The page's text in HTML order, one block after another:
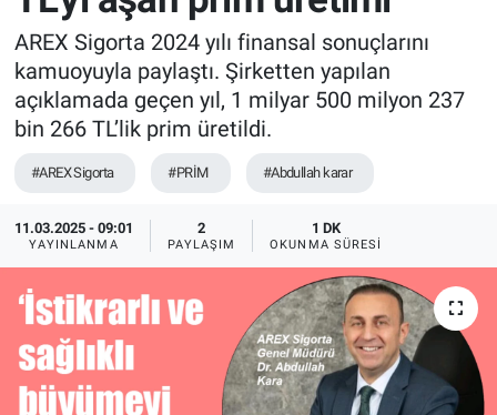
AREX Sigorta 2024 yılı finansal sonuçlarını
kamuoyuyla paylaştı. Şirketten yapılan
açıklamada geçen yıl, 1 milyar 500 milyon 237
bin 266 TL’lik prim üretildi.
#AREX Sigorta #PRİM #Abdullah karar
11.03.2025 - 09:01
YAYINLANMA
2
PAYLAŞIM
1 DK
OKUNMA SÜRESI
Ekonomi